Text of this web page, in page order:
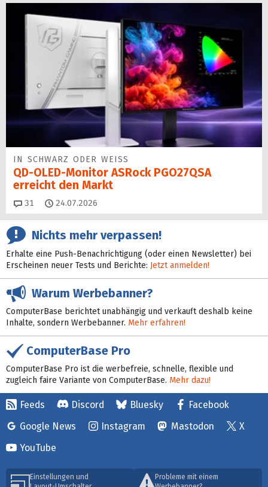
IN SCHWARZ ODER WEISS
QD-OLED-Monitor ASRock PGO27QSA
erreicht den Markt
31 Kommentare
24.07.2026
Nichts mehr verpassen!
Erhalte eine Push-Benachrichtigung (oder einen Newsletter) bei
Erscheinen neuer Tests und Berichte: Jetzt anmelden!
Warum Werbebanner?
ComputerBase berichtet unabhängig und verkauft deshalb keine
Inhalte, sondern Werbebanner. Mehr erfahren!
ComputerBase Pro
ComputerBase Pro ist die werbefreie, schnelle, flexible und
zugleich faire Variante von ComputerBase. Mehr dazu!
Feeds Discord Bluesky
Facebook
Google News
Instagram Mastodon
X
YouTube
Einstellungen und
Probleme mit einem